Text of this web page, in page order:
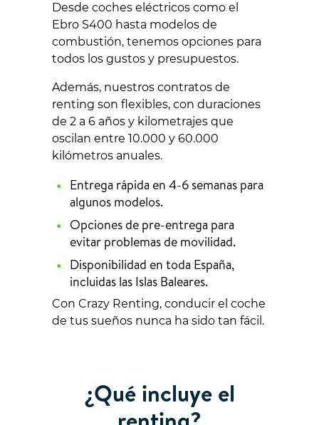
Desde coches eléctricos como el
Ebro S400 hasta modelos de
combustión, tenemos opciones para
todos los gustos y presupuestos.
Además, nuestros contratos de
renting son flexibles, con duraciones
de 2 a 6 años y kilometrajes que
oscilan entre 10.000 y 60.000
kilómetros anuales.
Entrega rápida en 4-6 semanas para
algunos modelos.
Opciones de pre-entrega para
evitar problemas de movilidad.
Disponibilidad en toda España,
incluidas las Islas Baleares.
Con Crazy Renting, conducir el coche
de tus sueños nunca ha sido tan fácil.
¿Qué incluye el